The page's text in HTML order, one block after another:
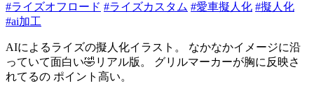
#ライズオフロード #ライズカスタム #愛車擬人化 #擬人化
#ai加工
AIによるライズの擬人化イラスト。 なかなかイメージに沿
っていて面白い🤣リアル版。 グリルマーカーが胸に反映さ
れてるの ポイント高い。